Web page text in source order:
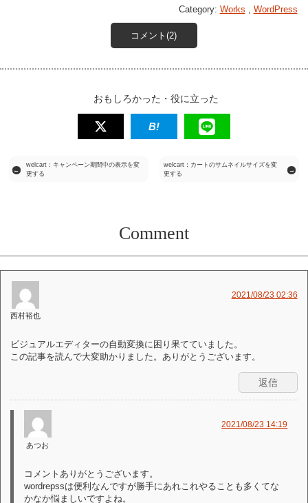
Category: Works , WordPress
コメント(2)
おもしろかった・役に立った
←
welcart：キャンペーン期間中の表示を変
更する
welcart：カートのサムネイルサイズを変
更する
→
Comment
西村裕也
2021/08/23 02:36
ビジュアルエディターの自動変換に困り果てていました。
この記事を読んで大変助かりました。ありがとうございます。
返信
あつお
2021/08/23 14:19
コメントありがとうございます。
wordrepssは便利なんですが勝手にあれこれやることも多くてな
かなか悩ましいですよね。